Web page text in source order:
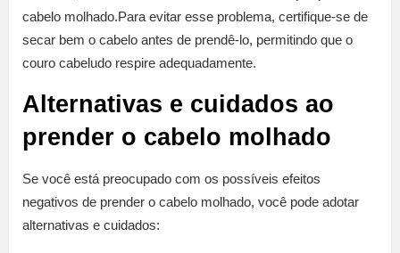
cabelo molhado.Para evitar esse problema, certifique-se de
secar bem o cabelo antes de prendê-lo, permitindo que o
couro cabeludo respire adequadamente.
Alternativas e cuidados ao
prender o cabelo molhado
Se você está preocupado com os possíveis efeitos
negativos de prender o cabelo molhado, você pode adotar
alternativas e cuidados: